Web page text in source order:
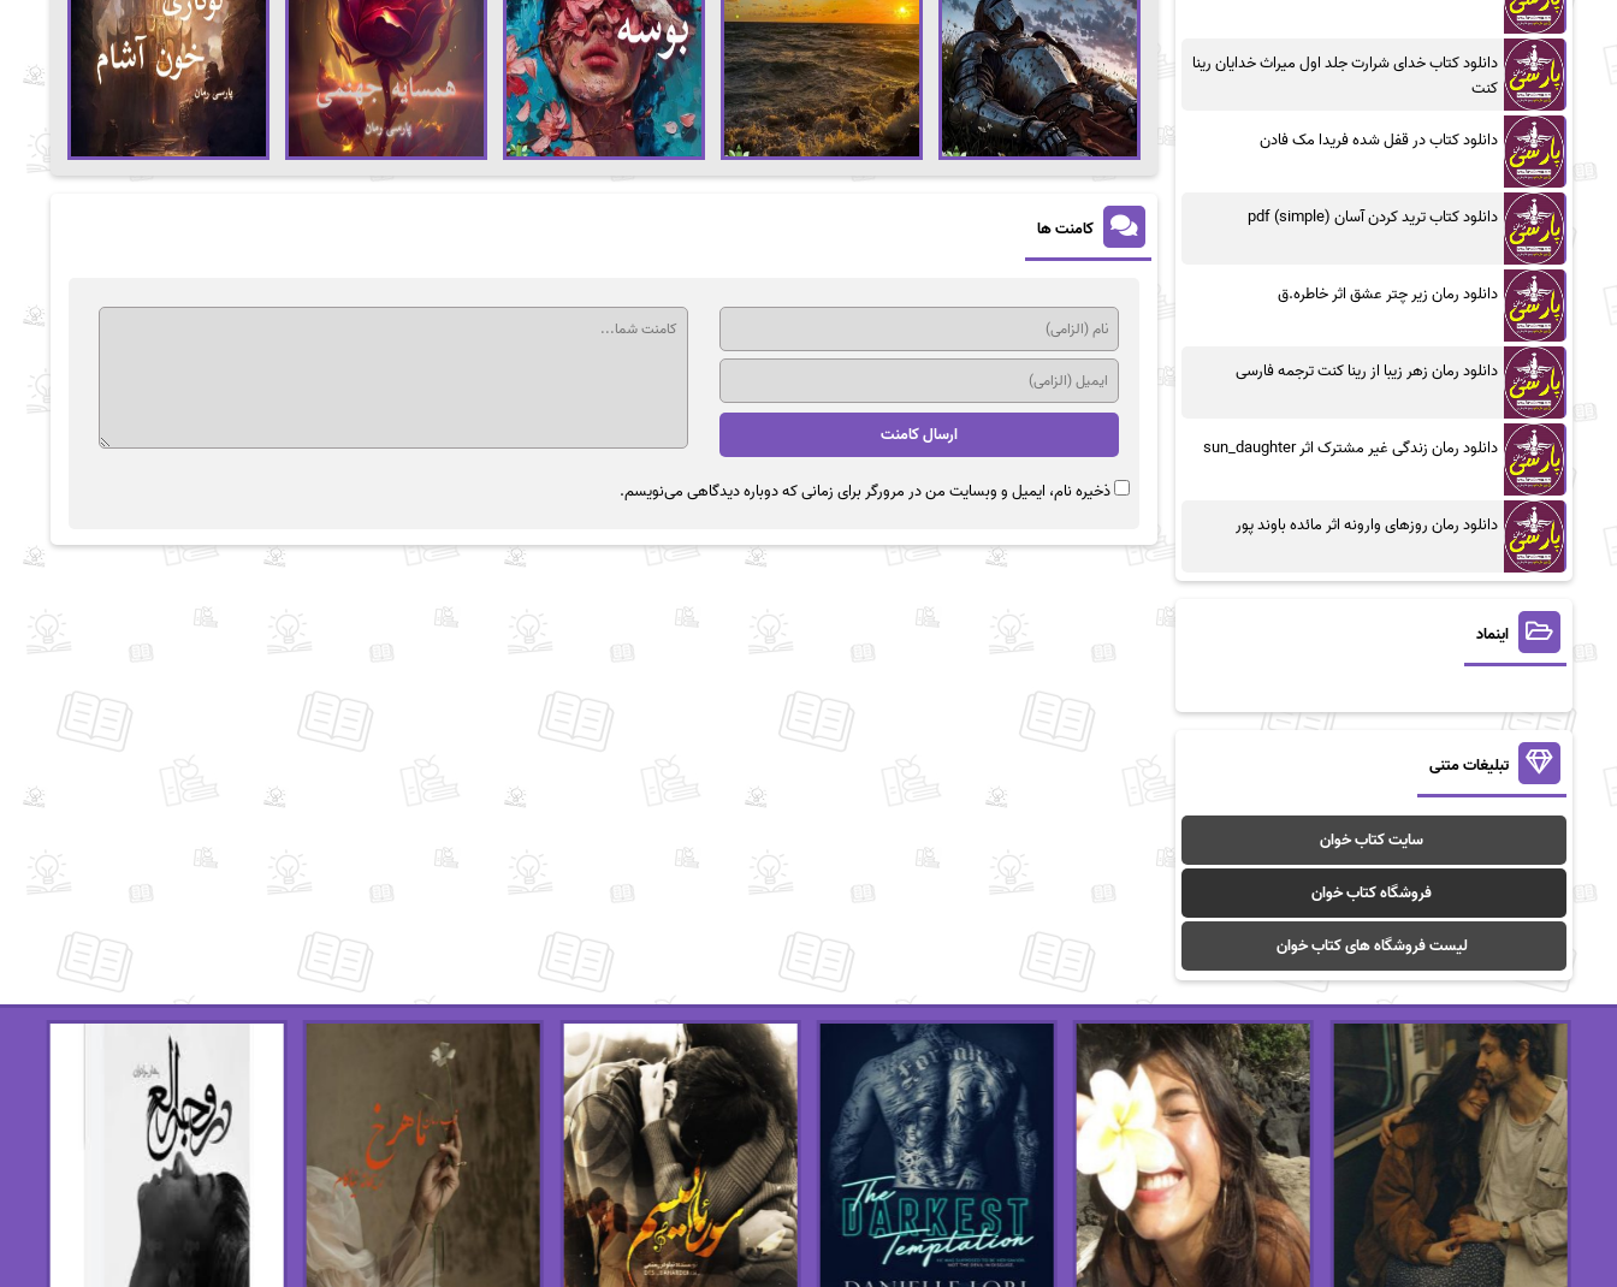
کامنت ها
ذخیره نام، ایمیل و وبسایت من در مرورگر برای زمانی که دوباره دیدگاهی می‌نویسم.
دانلود کتاب خدای شرارت جلد اول میراث خدایان رینا
کنت
دانلود کتاب در قفل شده فریدا مک فادن
دانلود کتاب ترید کردن آسان (simple) pdf
دانلود رمان زیر چتر عشق اثر خاطره.ق
دانلود رمان زهر زیبا از رینا کنت ترجمه فارسی
دانلود رمان زندگی غیر مشترک اثر sun_daughter
دانلود رمان روزهای وارونه اثر مائده باوند پور
اینماد
تبلیغات متنی
سایت کتاب خوان
فروشگاه کتاب خوان
لیست فروشگاه های کتاب خوان